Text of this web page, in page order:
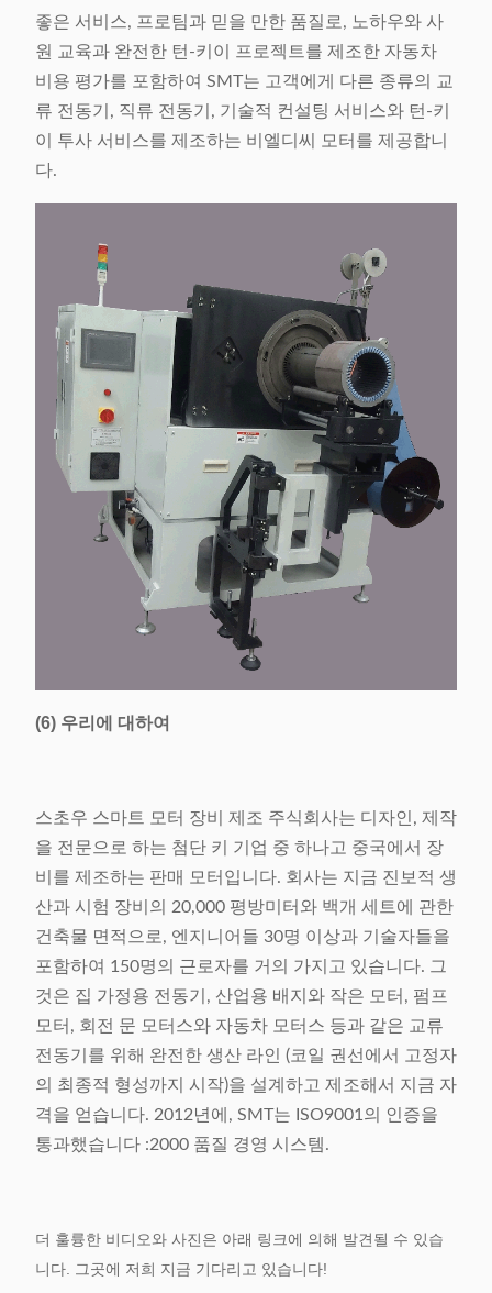
좋은 서비스, 프로팀과 믿을 만한 품질로, 노하우와 사
원 교육과 완전한 턴-키이 프로젝트를 제조한 자동차
비용 평가를 포함하여 SMT는 고객에게 다른 종류의 교
류 전동기, 직류 전동기, 기술적 컨설팅 서비스와 턴-키
이 투사 서비스를 제조하는 비엘디씨 모터를 제공합니
다.
(6) 우리에 대하여
스초우 스마트 모터 장비 제조 주식회사는 디자인, 제작
을 전문으로 하는 첨단 키 기업 중 하나고 중국에서 장
비를 제조하는 판매 모터입니다. 회사는 지금 진보적 생
산과 시험 장비의 20,000 평방미터와 백개 세트에 관한
건축물 면적으로, 엔지니어들 30명 이상과 기술자들을
포함하여 150명의 근로자를 거의 가지고 있습니다. 그
것은 집 가정용 전동기, 산업용 배지와 작은 모터, 펌프
모터, 회전 문 모터스와 자동차 모터스 등과 같은 교류
전동기를 위해 완전한 생산 라인 (코일 권선에서 고정자
의 최종적 형성까지 시작)을 설계하고 제조해서 지금 자
격을 얻습니다. 2012년에, SMT는 ISO9001의 인증을
통과했습니다 :2000 품질 경영 시스템.
더 훌륭한 비디오와 사진은 아래 링크에 의해 발견될 수 있습
니다. 그곳에 저희 지금 기다리고 있습니다!